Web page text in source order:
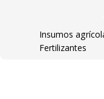
Insumos
Fertilizantes